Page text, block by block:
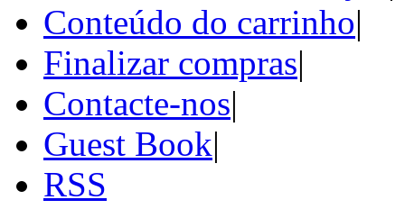
Conteúdo do carrinho|
Finalizar compras|
Contacte-nos|
Guest Book|
RSS